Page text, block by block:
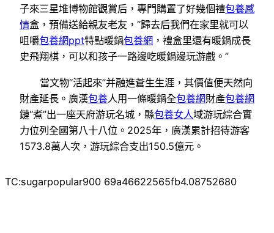
子來三星堆博物館觀賞后，專門購置了好幾個禮包養感
情盒，預備送給親友老友，“歸去后我們在家里就可以
咀嚼包養網ppt特點暖鍋包養網 ，禮盒里還有暖鍋成長
史飛翔棋，可以和孩子一路邊吃暖鍋邊玩游戲。”
當文物“活起來”并融進蒼生生涯，其價值便天然向
財產延長。廣漢包養人用一條暖鍋全包養網財產包養網
鏈“煮”出一座天府游玩名城，縣包養女人域游玩綜合實
力位列全國第八十八位。2025年，廣漢累計招待游客
1573.8萬人次，游玩綜合支出150.5億元。
TC:sugarpopular900 69a46622565fb4.08752680